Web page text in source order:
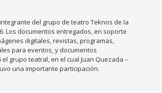
del grupo de teatro Teknos de la
Los documentos entregados, en soporte
digitales, revistas, programas,
para eventos, y documentos
grupo teatral, en el cual Juan Quezada –
una importante participación.